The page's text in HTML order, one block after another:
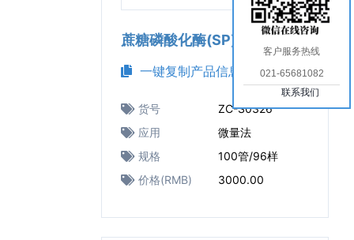
蔗糖磷酸化酶(SP)检测试剂盒
一键复制产品信息
货号
ZC-S0326
应用
微量法
规格
100管/96样
价格(RMB)
3000.00
客户服务热线
021-65681082
联系我们